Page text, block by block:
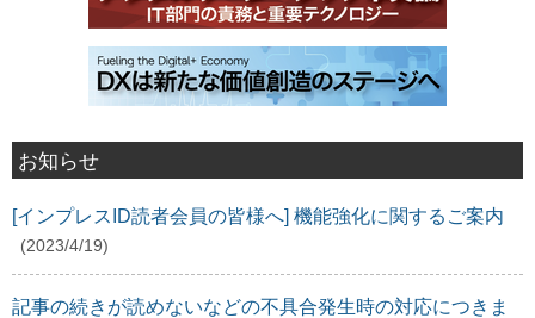
お知らせ
[インプレスID読者会員の皆様へ] 機能強化に関するご案内
(2023/4/19)
記事の続きが読めないなどの不具合発生時の対応につきま